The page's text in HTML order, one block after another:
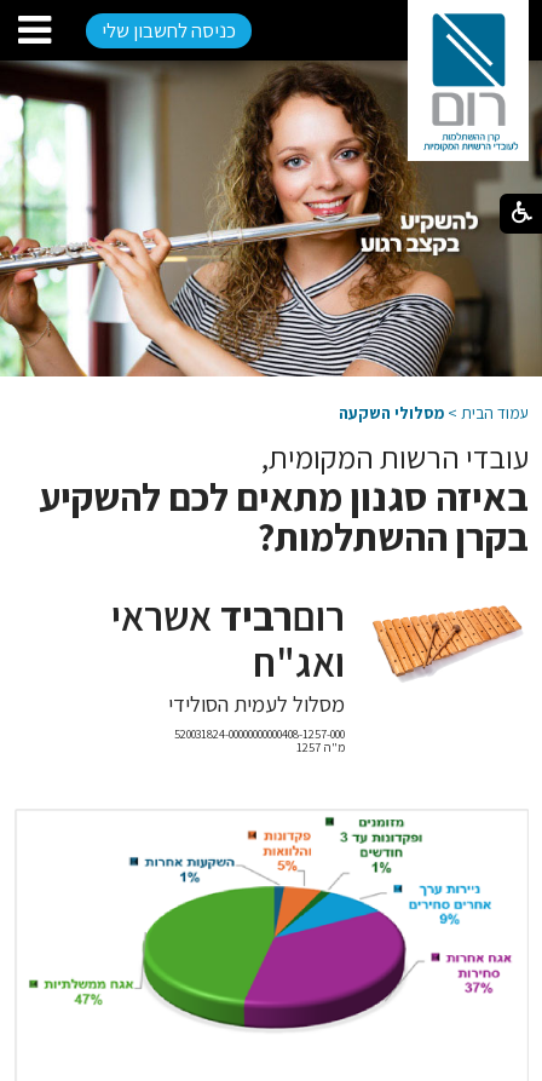
כניסה לחשבון שלי
עמוד הבית >מסלולי השקעה
עובדי הרשות המקומית,
באיזה סגנון מתאים לכם להשקיע
בקרן ההשתלמות?
רוםרביד אשראי
ואג"ח
מסלול לעמית הסולידי
520031824-00000000000408-1257-000
מ"ה 1257